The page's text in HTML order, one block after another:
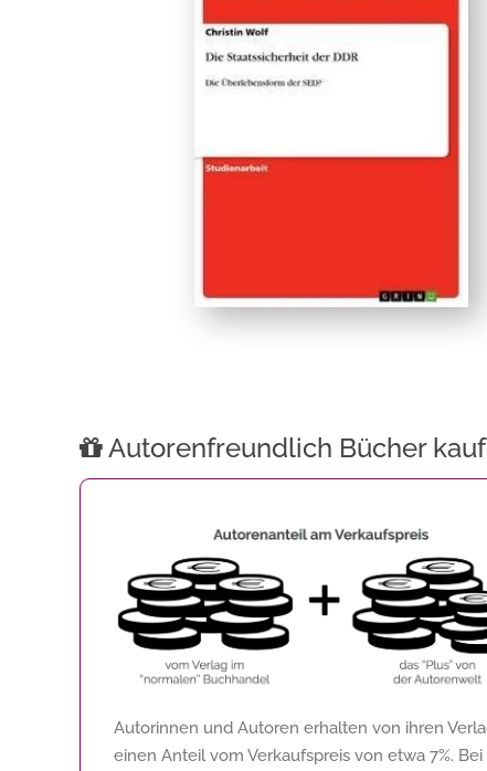
Autorenfreundlich Bücher
Autorinnen und Autoren erhalten von ihren
einen Anteil vom Verkaufspreis von etwa 7%. Bei